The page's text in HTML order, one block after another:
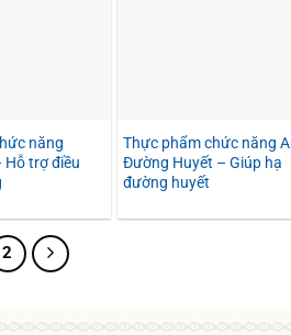
năng
Hỗ trợ điều
Thực phẩm chức năng
Đường Huyết – Giúp hạ
đường huyết
2